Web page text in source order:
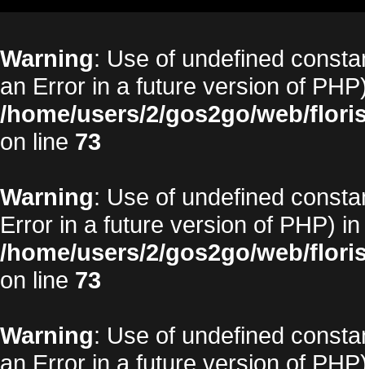
Warning: Use of undefined
an Error in a future version of
/home/users/2/gos2go/web/
on line 73
Warning: Use of undefined
Error in a future version of PHP) in
/home/users/2/gos2go/web/
on line 73
Warning: Use of undefined
an Error in a future version of